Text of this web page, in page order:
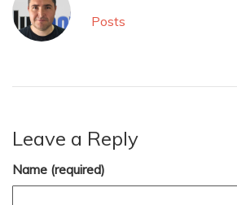
Posts
Leave a Reply
Name (required)